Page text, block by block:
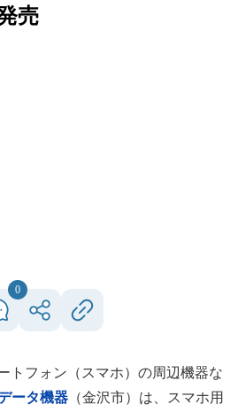
売
0
トフォン（スマホ）の周辺機器な
ータ機器 （金沢市）は、スマホ用